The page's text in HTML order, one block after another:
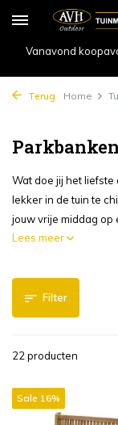
Vanavond
Terug Home
Parkbanken
Wat doe jij het liefste
lekker in de tuin te
jouw vrije middag op
Lees meer
Filter
22 producten
Sale 16%